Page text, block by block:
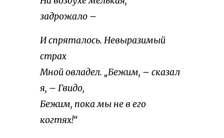
задрожало –
И спряталось. Невыразимый
страх
Мной овладел. „Бежим, – сказал
я, – Гвидо,
Бежим, пока мы не в его
когтях!“